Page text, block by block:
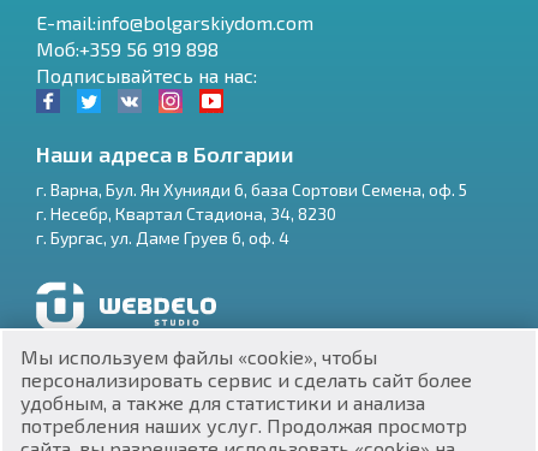
$
₽
₴
E-mail:info@bolgarskiydom.com
Моб:+359 56 919 898
Подписывайтесь на нас:
Наши адреса в Болгарии
г. Варна, Бул. Ян Хунияди 6, база Сортови Семена, оф. 5
г. Несебр, Квартал Стадиона, 34, 8230
г. Бургас, ул. Даме Груев 6, оф. 4
Разработка и SEO продвижение сайтов
Мы используем файлы «cookie», чтобы
персонализировать сервис и сделать сайт более
удобным, а также для статистики и анализа
потребления наших услуг. Продолжая просмотр